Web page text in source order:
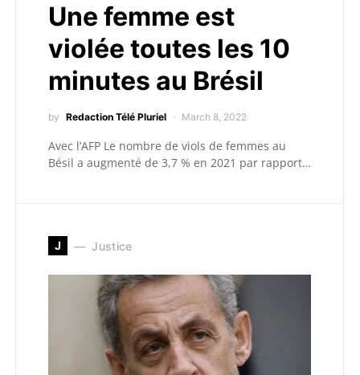
Une femme est
violée toutes les 10
minutes au Brésil
by Redaction Télé Pluriel March 8, 2022
Avec l’AFP Le nombre de viols de femmes au
Bésil a augmenté de 3,7 % en 2021 par rapport…
J Justice